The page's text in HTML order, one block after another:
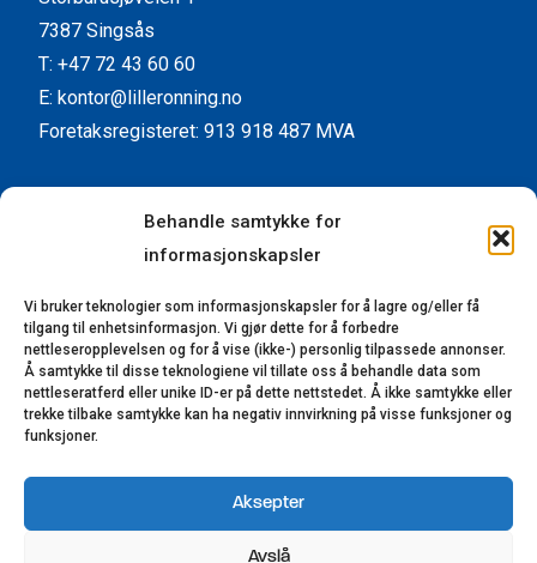
Behandle samtykke for
informasjonskapsler
Vi bruker teknologier som informasjonskapsler for å lagre og/eller få
tilgang til enhetsinformasjon. Vi gjør dette for å forbedre
nettleseropplevelsen og for å vise (ikke-) personlig tilpassede annonser.
Å samtykke til disse teknologiene vil tillate oss å behandle data som
nettleseratferd eller unike ID-er på dette nettstedet. Å ikke samtykke eller
trekke tilbake samtykke kan ha negativ innvirkning på visse funksjoner og
funksjoner.
Aksepter
Avslå
7387 Singsås
T: +47 72 43 60 60
E: kontor@lilleronning.no
Foretaksregisteret: 913 918 487 MVA
Facebook
Instagram
YouTube
LinkedIn
Kontaktinformasjon
Forhandlere
Reklamasjon
Bærekraft
Åpenhetsloven